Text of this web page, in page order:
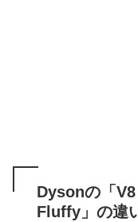
Dysonの「
Fluffy」の違